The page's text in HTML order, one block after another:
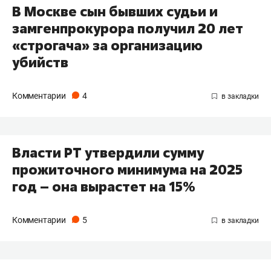
В Москве сын бывших судьи и
замгенпрокурора получил 20 лет
«строгача» за организацию
убийств
Комментарии 4
Власти РТ утвердили сумму
прожиточного минимума на 2025
год – она вырастет на 15%
Комментарии 5